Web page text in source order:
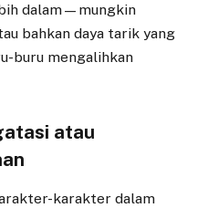
dalam—mungkin
bahkan daya tarik yang
buru mengalihkan
atau
karakter dalam